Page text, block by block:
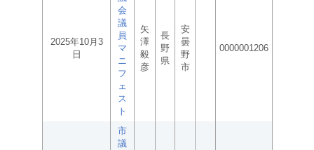
2025年10月3
日
会
議
員
マ
ニ
フ
ェ
ス
ト
矢
澤
毅
彦
長
野
県
安
曇
野
市
0000001206
市
議